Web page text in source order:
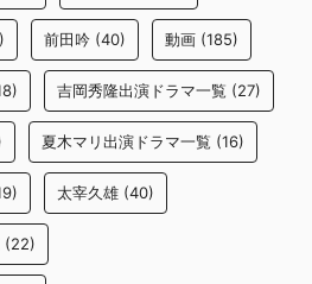
前田吟 (40) 動画 (185)
吉岡秀隆出演ドラマ一覧 (27)
夏木マリ出演ドラマ一覧 (16)
太宰久雄 (40)
(22)